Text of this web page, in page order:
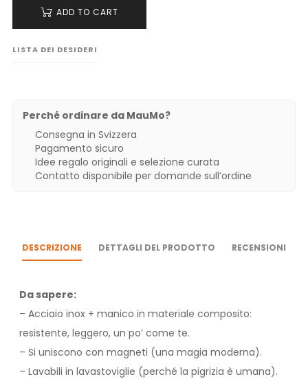
ADD TO CART
LISTA DEI DESIDERI
Perché ordinare da MauMo?
Consegna in Svizzera
Pagamento sicuro
Idee regalo originali e selezione curata
Contatto disponibile per domande sull’ordine
DESCRIZIONE DETTAGLI DEL PRODOTTO RECENSIONI
Da sapere:
– Acciaio inox + manico in materiale composito:
resistente, leggero, un po’ come te.
– Si uniscono con magneti (una magia moderna).
– Lavabili in lavastoviglie (perché la pigrizia è umana).